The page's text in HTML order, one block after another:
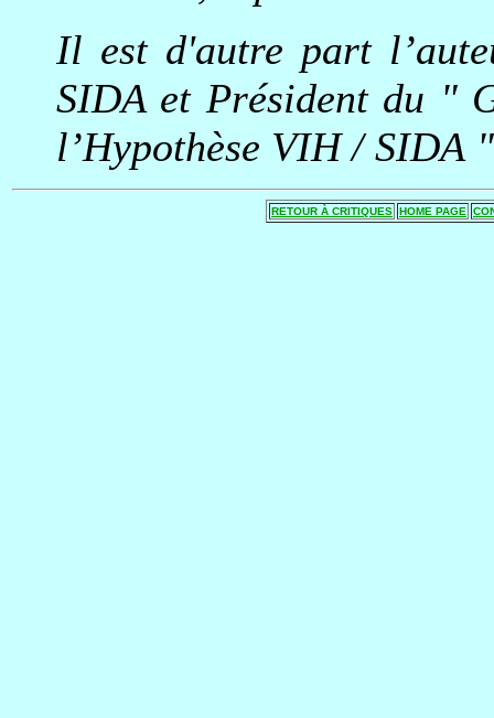
Il est d'autre part
SIDA et Président du "
l’Hypothèse VIH / SIDA
RETOUR À CRITIQUES HOME PAGE